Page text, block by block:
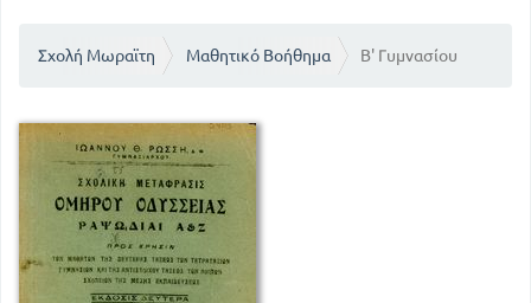
Σχολή Μωραϊτη Μαθητικό Βοήθημα Β' Γυμνασίου